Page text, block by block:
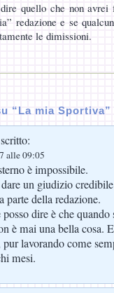
quello che non
redazione e se
le dimissioni.
“La mia Sportiva”
alle 09:05
è impossibile.
un giudizio
parte della redazione.
posso dire è che
è mai una bella cosa.
lavorando come
mesi.